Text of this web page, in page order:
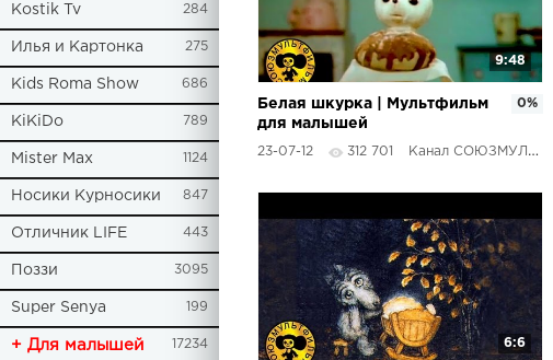
Kostik Tv 284
Илья и Картонка 275
Kids Roma Show 686
KiKiDo 789
Mister Max 1124
Носики Курносики 847
Отличник LIFE 443
Поззи 3095
Super Senya 199
+ Для малышей 17234
9:48
Белая шкурка | Мультфильм
для малышей
23-07-12 312 701 Канал СОЮЗМУЛЬТФИЛЬМЫ
0%
6:6